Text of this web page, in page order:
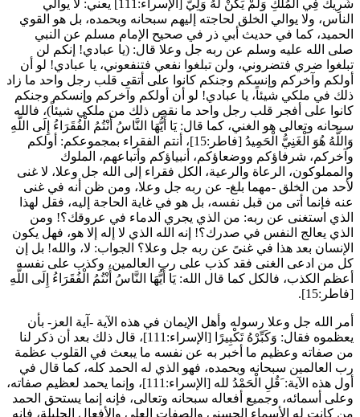
شَرِيكٌ فِي الْمُلْكِ وَلَمْ يَكُنْ لَهُ وَلِيٌّ
[الإسراء:111] يعني: لا يوالي
الناس، ولا يوالي الخلق لحاجته إليهم سبحانه وبحمده، بل هو القوي
الحميد، كما في حديث أبي ذر في صحيح الإمام مسلم عن النبي
صلى الله عليه وسلم عن ربه جل وعلا قال: (يا عبادي! إنكم لن
تبلغوا ضري فتضروني، ولن تبلغوا نفعي فتنفعوني، يا عبادي! لو أن
أولكم وآخركم وإنسكم وجنكم كانوا على أتقى قلب رجل واحد ما زاد
ذلك في ملكي شيئاً، يا عبادي! لو أن أولكم وآخركم وإنسكم وجنكم
كانوا على أفجر قلب رجل واحد ما نقص ذلك من ملكي شيئاً)، فالله
سبحانه وتعالى هو الغني، كما قال:يَا أَيُّهَا النَّاسُ أَنْتُمُ الْفُقَرَاءُ إِلَى اللَّهِ
وَاللَّهُ هُوَ الْغَنِيُّ الْحَمِيدُ
[فاطر:15]، أنتم الفقراء بمجموعكم: أولكم
وآخركم، شرفاؤكم ووضعاؤكم، أنبياؤكم وأتباعهم، الملوك
والمملوكون، الرعاة والرعية، الكل فقراء إلى الله جل وعلا، لا غنى
لأحد من الخلق -مهما بلغ- عن ربه جل وعلا، ومن ظن أنه في غنى
عنه فإنما أتى من قبل نفسه، بل هو في غاية الحاجة إليه، فقل لهذا
الذي استغنى عن ربه: من الذي يجري الدماء في عروقك؟! ومن
الذي يعالج النفس في صدرك؟! إنه الله الذي لا إله إلا هو، فهل يكون
الإنسان بعد هذا في غنىً عن ربه جل وعلا؟ الجواب: لا، والله! بل إن
كل من ادعى الغنى فقد كذب على رب العالمين، وكذب على نفسه
أعظم الكذب، فالكل كما قال الله:يَا أَيُّهَا النَّاسُ أَنْتُمُ الْفُقَرَاءُ إِلَى اللَّهِ
[فاطر:15].
أمر الله جل وعلا رسوله وأهل الإيمان في هذه الآية -آية العز- بأن
يعظموه فقال: وَكَبِّرْهُ تَكْبِيرًا
[الإسراء:111]، قال ذلك بعد أن ذكر لنا
من صفاته وعظيم ما أخبر به عن نفسه ما يبعث في القلوب عظمة
رب العالمين سبحانه وبحمده، فهو الذي له الحمد كله، كما قال في
أول هذه الآية:َقُلِ الْحَمْدُ لله
[الإسراء:111]، وإنما يحمد لعظيم صفاته،
وعلى أسمائه، وجميع أفعاله سبحانه وتعالى، فإنه إنما يستحق الحمد
من كانت له الأسماء الحسنى والصفات العلى والأفعال الجليلة، فإنه